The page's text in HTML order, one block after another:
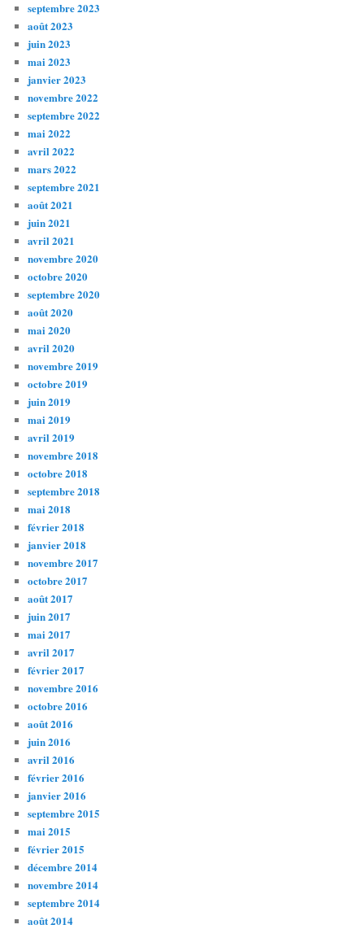
septembre 2023
août 2023
juin 2023
mai 2023
janvier 2023
novembre 2022
septembre 2022
mai 2022
avril 2022
mars 2022
septembre 2021
août 2021
juin 2021
avril 2021
novembre 2020
octobre 2020
septembre 2020
août 2020
mai 2020
avril 2020
novembre 2019
octobre 2019
juin 2019
mai 2019
avril 2019
novembre 2018
octobre 2018
septembre 2018
mai 2018
février 2018
janvier 2018
novembre 2017
octobre 2017
août 2017
juin 2017
mai 2017
avril 2017
février 2017
novembre 2016
octobre 2016
août 2016
juin 2016
avril 2016
février 2016
janvier 2016
septembre 2015
mai 2015
février 2015
décembre 2014
novembre 2014
septembre 2014
août 2014